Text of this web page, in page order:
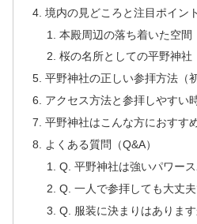
境内の見どころと注目ポイント
本殿周辺の落ち着いた空間
桜の名所としての平野神社
平野神社の正しい参拝方法（
アクセス方法と参拝しやすい
平野神社はこんな方におすす
よくある質問（Q&A）
Q. 平野神社は強いパワー
Q. 一人で参拝しても大丈
Q. 服装に決まりはあります